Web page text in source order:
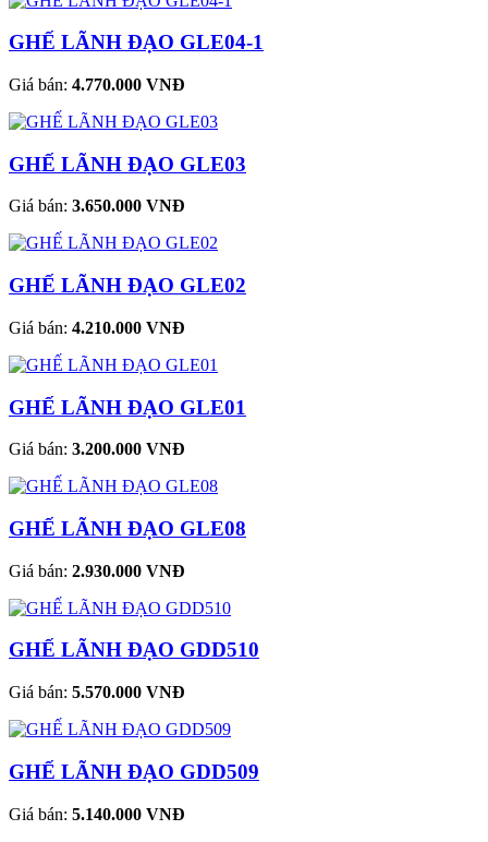
GHẾ LÃNH ĐẠO GLE04-1
Giá bán: 4.770.000 VNĐ
GHẾ LÃNH ĐẠO GLE03
Giá bán: 3.650.000 VNĐ
GHẾ LÃNH ĐẠO GLE02
Giá bán: 4.210.000 VNĐ
GHẾ LÃNH ĐẠO GLE01
Giá bán: 3.200.000 VNĐ
GHẾ LÃNH ĐẠO GLE08
Giá bán: 2.930.000 VNĐ
GHẾ LÃNH ĐẠO GDD510
Giá bán: 5.570.000 VNĐ
GHẾ LÃNH ĐẠO GDD509
Giá bán: 5.140.000 VNĐ